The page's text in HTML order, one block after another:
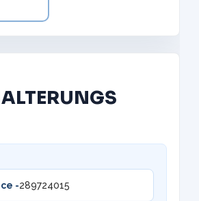
-289724015